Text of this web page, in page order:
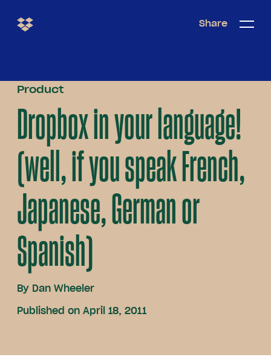
Share
Open/
Share Open/
Product
Dropbox in your language!
(well, if you speak French,
Japanese, German or
Spanish)
By Dan Wheeler
Published on April 18, 2011